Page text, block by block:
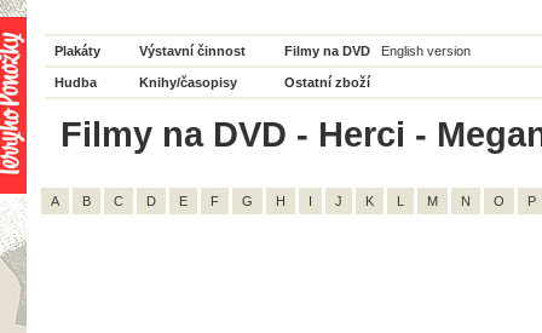
Plakáty Výstavní činnost Filmy na DVD English version
Hudba Knihy/časopisy Ostatní zboží
Filmy na DVD - Herci -
A B C D E F G H I J K L M N O P